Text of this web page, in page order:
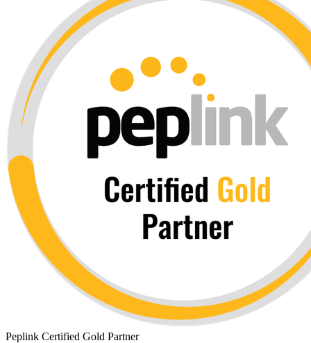
Peplink Certified Gold Partner